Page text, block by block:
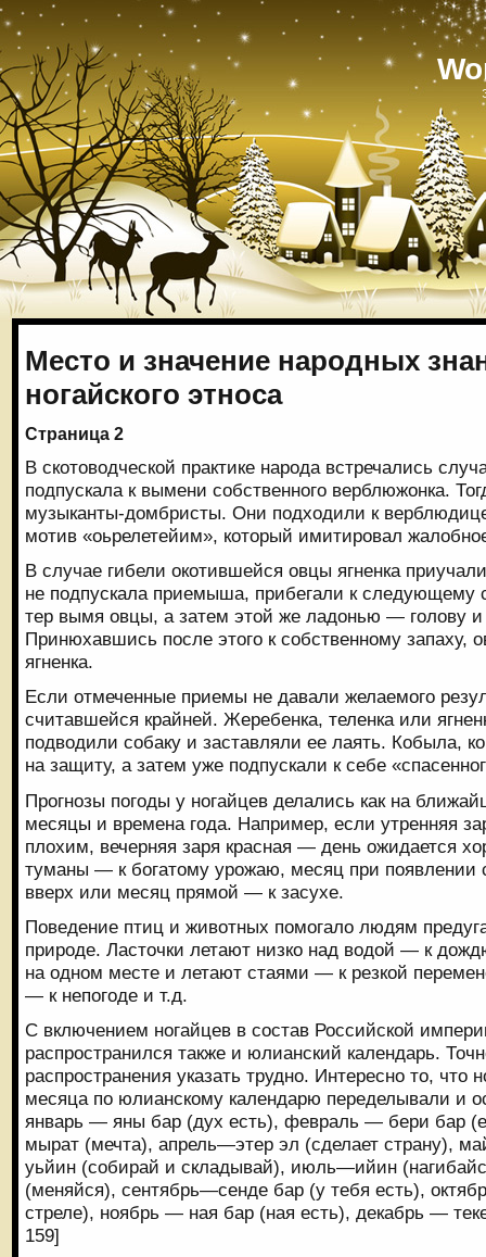
Место и значение народных
ногайского этноса
Страница 2
В скотоводческой практике народа встречались
подпускала к вымени собственного верблюжонка.
музыканты-домбристы. Они подходили к
мотив «оьрелетейим», который имитировал
В случае гибели окотившейся овцы ягненка
не подпускала приемыша, прибегали к следующему
тер вымя овцы, а затем этой же ладонью — голову и
Принюхавшись после этого к собственному запаху,
ягненка.
Если отмеченные приемы не давали желаемого
считавшейся крайней. Жеребенка, теленка или
подводили собаку и заставляли ее лаять. Кобыла,
на защиту, а затем уже подпускали к себе
Прогнозы погоды у ногайцев делались как на
месяцы и времена года. Например, если утренняя
плохим, вечерняя заря красная — день ожидается
туманы — к богатому урожаю, месяц при
вверх или месяц прямой — к засухе.
Поведение птиц и животных помогало людям
природе. Ласточки летают низко над водой — к
на одном месте и летают стаями — к резкой
— к непогоде и т.д.
С включением ногайцев в состав Российской
распространился также и юлианский календарь.
распространения указать трудно. Интересно то, что
месяца по юлианскому календарю переделывали и
январь — яны бар (дух есть), февраль — бери бар
мырат (мечта), апрель—этер эл (сделает страну),
уьйин (собирай и складывай), июль—ийин
(меняйся), сентябрь—сенде бар (у тебя есть),
стреле), ноябрь — ная бар (ная есть), декабрь —
159]